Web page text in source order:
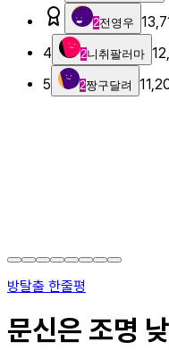
2전영우
4
2니취팔러마
5
2짱구달려
방탈출 한줄평
문신은 조명